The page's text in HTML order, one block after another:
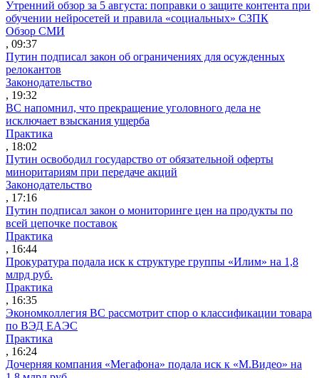
Утренний обзор за 5 августа: поправки о защите контента при
обучении нейросетей и правила «социальных» СЗПК
Обзор СМИ
, 09:37
Путин подписал закон об ограничениях для осужденных
релокантов
Законодательство
, 19:32
ВС напомнил, что прекращение уголовного дела не
исключает взыскания ущерба
Практика
, 18:02
Путин освободил государство от обязательной оферты
миноритариям при передаче акций
Законодательство
, 17:16
Путин подписал закон о мониторинге цен на продукты по
всей цепочке поставок
Практика
, 16:44
Прокуратура подала иск к структуре группы «Илим» на 1,8
млрд руб.
Практика
, 16:35
Экономколлегия ВС рассмотрит спор о классификации товара
по ВЭД ЕАЭС
Практика
, 16:24
Дочерняя компания «Мегафона» подала иск к «М.Видео» на